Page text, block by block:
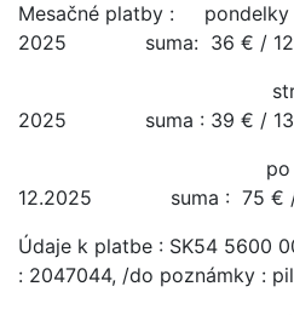
Mesačné platby :
2025 suma: 36 € / 12
stredy 24.
2025 suma : 39 € / 13
po + st
12.2025 suma : 75 € /
Údaje k platbe : SK54 5600
: 2047044, /do poznámky :